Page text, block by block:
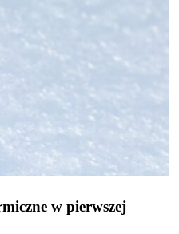
w pierwszej